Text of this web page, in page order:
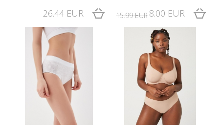
26.44 EUR 15.99 EUR8.00 EUR